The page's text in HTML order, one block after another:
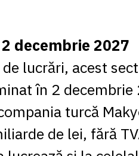
decembrie 2027
lucrări, acest
în 2
turcă
de lei, fără